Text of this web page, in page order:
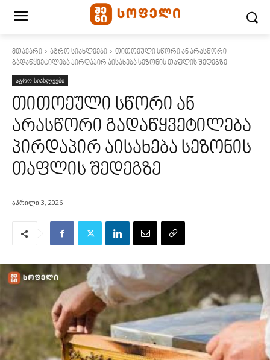
მთავარი აგრო სიახლეები
თითოეული სწორი ან არასწორი
გადაწყვეტილება პირდაპირ აისახება სეზონის თაფლის შედეგზე
აგრო სიახლეები
თითოეული სწორი ან
არასწორი გადაწყვეტილება
პირდაპირ აისახება სეზონის
თაფლის შედეგზე
აპრილი 3, 2026